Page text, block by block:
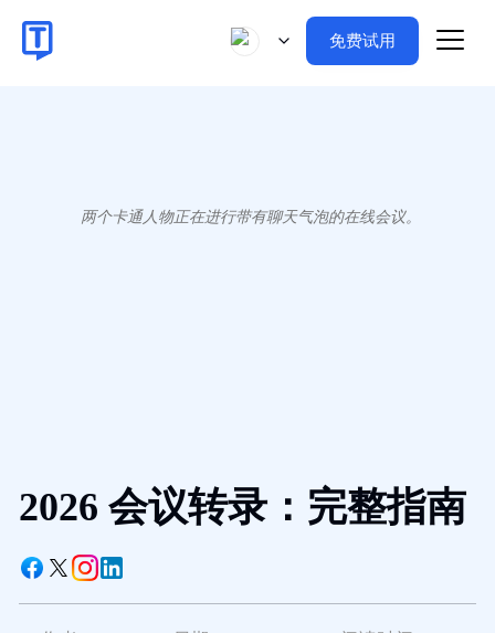
免费试用
两个卡通人物正在进行带有聊天气泡的在线会议。
2026 会议转录：完整指南